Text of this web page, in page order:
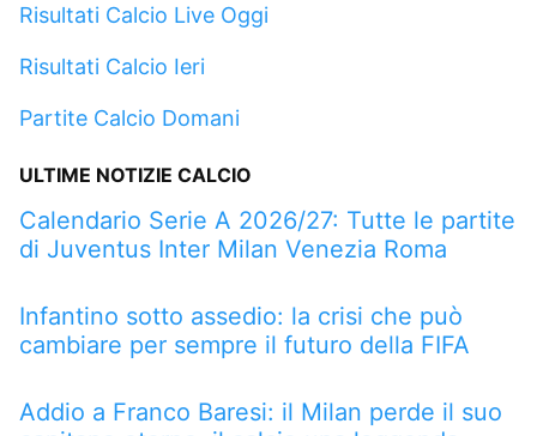
Risultati Calcio Live Oggi
Risultati Calcio Ieri
Partite Calcio Domani
ULTIME NOTIZIE CALCIO
Calendario Serie A 2026/27: Tutte le partite
di Juventus Inter Milan Venezia Roma
Infantino sotto assedio: la crisi che può
cambiare per sempre il futuro della FIFA
Addio a Franco Baresi: il Milan perde il suo